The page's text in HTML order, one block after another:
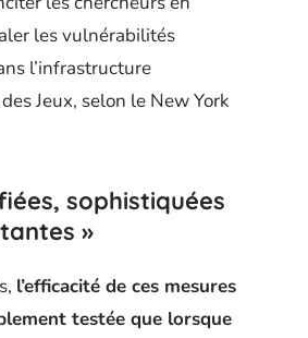
les vulnérabilités
l’infrastructure
Jeux, selon le New York
sophistiquées
»
l’efficacité de ces mesures
testée que lorsque